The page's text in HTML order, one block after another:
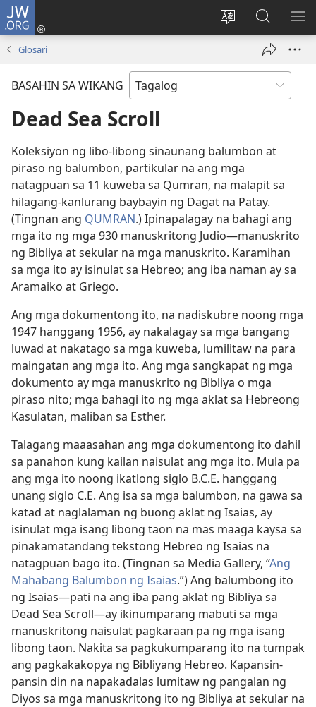
JW.ORG
Baguhin
ng
Mag-
log
bubukas
sa
JW.ORG
Glosari
BASAHIN SA WIKANG
Dead Sea Scroll
Koleksiyon ng libo-libong sinaunang balumbon at
piraso ng balumbon, partikular na ang mga
natagpuan sa 11 kuweba sa Qumran, na malapit sa
hilagang-kanlurang baybayin ng Dagat na Patay.
(Tingnan ang QUMRAN.) Ipinapalagay na bahagi ang
mga ito ng mga 930 manuskritong Judio—manuskrito
ng Bibliya at sekular na mga manuskrito. Karamihan
sa mga ito ay isinulat sa Hebreo; ang iba naman ay sa
Aramaiko at Griego.
Ang mga dokumentong ito, na nadiskubre noong mga
1947 hanggang 1956, ay nakalagay sa mga bangang
luwad at nakatago sa mga kuweba, lumilitaw na para
maingatan ang mga ito. Ang mga sangkapat ng mga
dokumento ay mga manuskrito ng Bibliya o mga
piraso nito; mga bahagi ito ng mga aklat sa Hebreong
Kasulatan, maliban sa Esther.
Talagang maaasahan ang mga dokumentong ito dahil
sa panahon kung kailan naisulat ang mga ito. Mula pa
ang mga ito noong ikatlong siglo B.C.E. hanggang
unang siglo C.E. Ang isa sa mga balumbon, na gawa sa
katad at naglalaman ng buong aklat ng Isaias, ay
isinulat mga isang libong taon na mas maaga kaysa sa
pinakamatandang tekstong Hebreo ng Isaias na
natagpuan bago ito. (Tingnan sa Media Gallery, “Ang
Mahabang Balumbon ng Isaias.”) Ang balumbong ito
ng Isaias—pati na ang iba pang aklat ng Bibliya sa
Dead Sea Scroll—ay ikinumparang mabuti sa mga
manuskritong naisulat pagkaraan pa ng mga isang
libong taon. Nakita sa pagkukumparang ito na tumpak
ang pagkakakopya ng Bibliyang Hebreo. Kapansin-
pansin din na napakadalas lumitaw ng pangalan ng
Diyos sa mga manuskritong ito ng Bibliya at sekular na